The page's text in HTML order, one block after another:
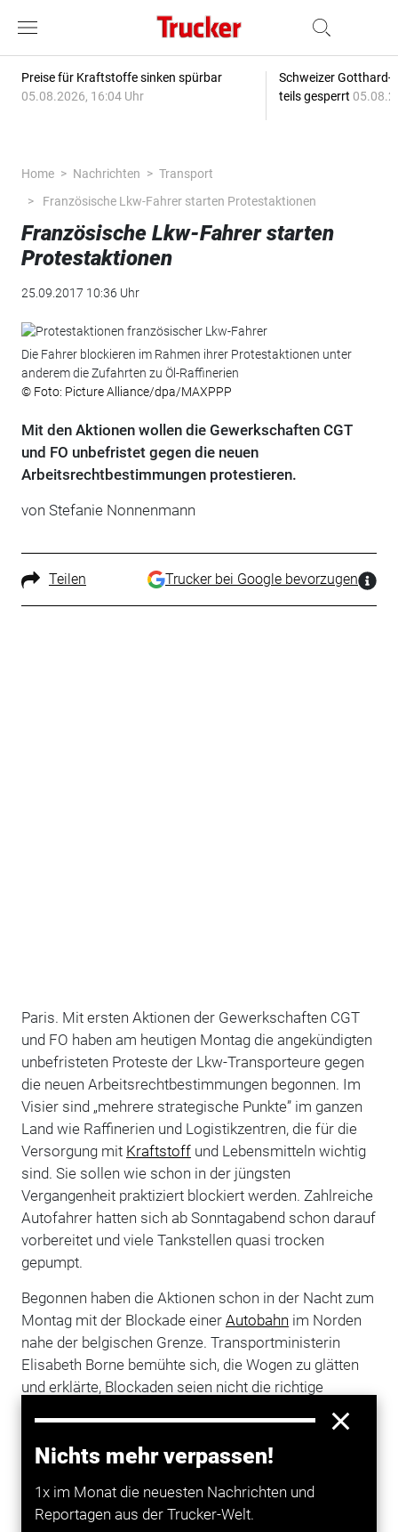
Preise für Kraftstoffe sinken spürbar
05.08.2026, 16:04 Uhr
Schweizer Gotthard-
teils gesperrt
Home Nachrichten
Transport
Französische Lkw-Fahrer starten Protestaktionen
Französische Lkw-Fahrer starten
Protestaktionen
25.09.2017 10:36 Uhr
Die Fahrer blockieren im Rahmen ihrer Protestaktionen unter
anderem die Zufahrten zu Öl-Raffinerien
© Foto: Picture Alliance/dpa/MAXPPP
Mit den Aktionen wollen die Gewerkschaften CGT
und FO unbefristet gegen die neuen
Arbeitsrechtbestimmungen protestieren.
von Stefanie Nonnenmann
Teilen Trucker bei Google bevorzugen
Nichts mehr verpassen!
1x im Monat die neuesten Nachrichten und
Reportagen aus der Trucker-Welt.
Paris. Mit ersten Aktionen der Gewerkschaften CGT
und FO haben am heutigen Montag die angekündigten
unbefristeten Proteste der Lkw-Transporteure gegen
die neuen Arbeitsrechtbestimmungen begonnen. Im
Visier sind „mehrere strategische Punkte” im ganzen
Land wie Raffinerien und Logistikzentren, die für die
Versorgung mit Kraftstoffund Lebensmitteln wichtig
sind. Sie sollen wie schon in der jüngsten
Vergangenheit praktiziert blockiert werden. Zahlreiche
Autofahrer hatten sich ab Sonntagabend schon darauf
vorbereitet und viele Tankstellen quasi trocken
gepumpt.
Begonnen haben die Aktionen schon in der Nacht zum
Montag mit der Blockade einer Autobahn im Norden
nahe der belgischen Grenze. Transportministerin
Elisabeth Borne bemühte sich, die Wogen zu glätten
und erklärte, Blockaden seien nicht die richtige
Antwort auf das Scheitern der vorangegangenen
Gespräche mit den Gewerkschaften, sondern „der
Dialog”. Sie versicherte, die Regierung sei stark
Kollegin im Arbeitsministerium Muriel Pénicaud
meinte jedoch, die Regierung solle die Besonderheiten